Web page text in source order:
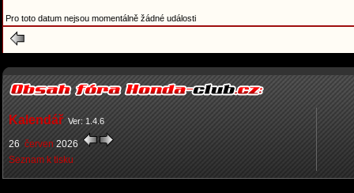
Pro toto datum nejsou momentálně žádné události
Kalendář Ver: 1.4.6
26 červen 2026
Seznam k tisku